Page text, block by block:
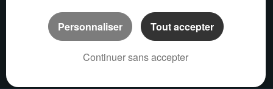
Personnaliser Tout accepter
Continuer sans accepter